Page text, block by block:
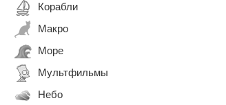
Корабли
Макро
Море
Мультфильмы
Небо